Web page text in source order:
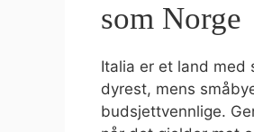
som Norge
Italia er et land med
dyrest, mens
budsjettvennlige.